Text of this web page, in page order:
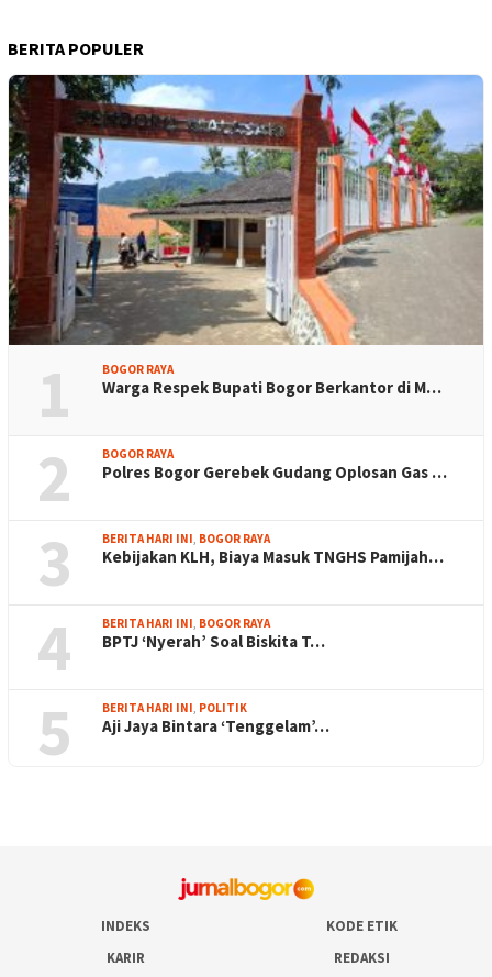
BERITA POPULER
1 BOGOR RAYA
Warga Respek Bupati Bogor Berkantor di M…
2 BOGOR RAYA
Polres Bogor Gerebek Gudang Oplosan Gas …
3 BERITA HARI INI BOGOR RAYA
Kebijakan KLH, Biaya Masuk TNGHS Pamijah…
4 BERITA HARI INI BOGOR RAYA
BPTJ ‘Nyerah’ Soal Biskita T…
5 BERITA HARI INI POLITIK
Aji Jaya Bintara ‘Tenggelam’…
INDEKS
KODE ETIK
KARIR
REDAKSI